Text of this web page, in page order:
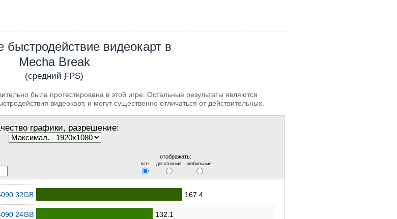
видеокарт в
Mecha Break
(средний FPS)
была протестирована в этой игре. Остальные результаты являются
видеокарт, и могут существенно отличаться от действительных.
графики, разрешение:
отображать:
все десктопные мобильные
32GB 167.4
24GB 132.1